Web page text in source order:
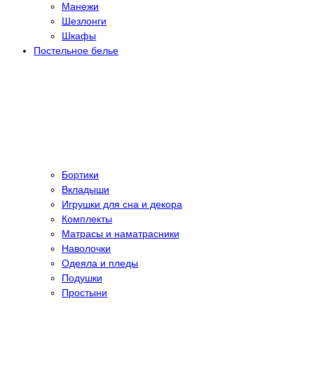
Манежи
Шезлонги
Шкафы
Постельное белье
Бортики
Вкладыши
Игрушки для сна и декора
Комплекты
Матрасы и наматрасники
Наволочки
Одеяла и пледы
Подушки
Простыни